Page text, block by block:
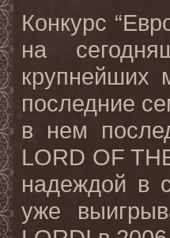
Конкурс
на
крупнейших
последние
в нем
LORD OF
надеждой в
уже